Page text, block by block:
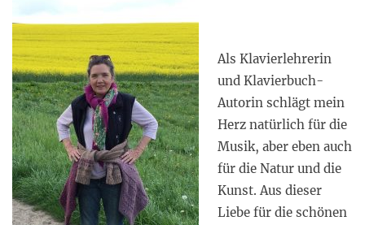
Als Klavierlehrerin
und Klavierbuch-
Autorin schlägt mein
Herz natürlich für die
Musik, aber eben auch
für die Natur und die
Kunst. Aus dieser
Liebe für die schönen